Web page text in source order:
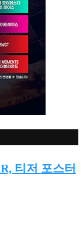
티저 포스터